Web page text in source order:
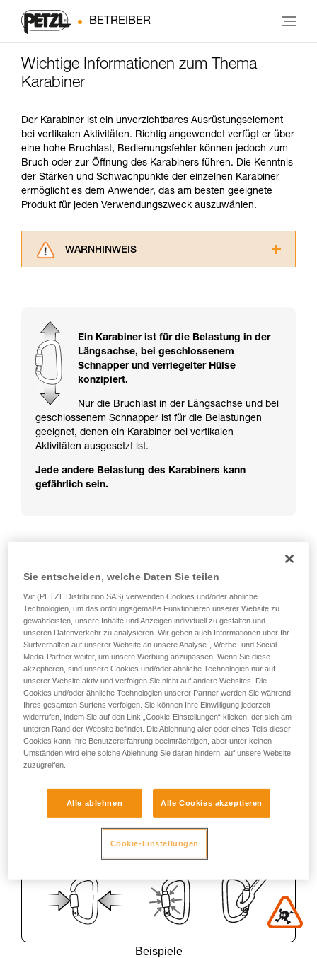
BETREIBER
Wichtige Informationen zum Thema
Karabiner
Der Karabiner ist ein unverzichtbares Ausrüstungselement
bei vertikalen Aktivitäten. Richtig angewendet verfügt er über
eine hohe Bruchlast, Bedienungsfehler können jedoch zum
Bruch oder zur Öffnung des Karabiners führen. Die Kenntnis
der Stärken und Schwachpunkte der einzelnen Karabiner
ermöglicht es dem Anwender, das am besten geeignete
Produkt für jeden Verwendungszweck auszuwählen.
WARNHINWEIS
verstehen zu können, müssen Sie zuerst die in
der Gebrauchsanweisung enthaltenen
Informationen richtig verstanden haben.
Die Beherrschung dieser Techniken setzt eine
Training voraus. Prüfen Sie zusammen mit
einem Profi, ob Sie in der Lage sind, den
Vorgang alleine sicher zu wiederholen, bevor
Sie ihn eigenständig durchführen.
verbundenen Techniken. Möglicherweise gibt es
noch andere Techniken, die hier nicht
Ein Karabiner ist für die Belastung in der
Längsachse, bei geschlossenem
Schnapper und verriegelter Hülse
konzipiert.
Nur die Bruchlast in der Längsachse und bei
geschlossenem Schnapper ist für die Belastungen
geeignet, denen ein Karabiner bei vertikalen
Aktivitäten ausgesetzt ist.
Jede andere Belastung des Karabiners kann
gefährlich sein.
Beispiele für gefährliche Belastungen der
Karabiner
Beispiele
Sie entscheiden, welche Daten Sie teilen
Wir (PETZL Distribution SAS) verwenden Cookies und/oder ähnliche
Technologien, um das ordnungsgemäße Funktionieren unserer Website zu
gewährleisten, unsere Inhalte und Anzeigen individuell zu gestalten und
unseren Datenverkehr zu analysieren. Wir geben auch Informationen über Ihr
Surfverhalten auf unserer Website an unsere Analyse-, Werbe- und Social-
Media-Partner weiter, um unsere Werbung anzupassen. Wenn Sie diese
akzeptieren, sind unsere Cookies und/oder ähnliche Technologien nur auf
unserer Website aktiv und verfolgen Sie nicht auf andere Websites. Die
Cookies und/oder ähnliche Technologien unserer Partner werden Sie während
Ihres gesamten Surfens verfolgen. Sie können Ihre Einwilligung jederzeit
widerrufen, indem Sie auf den Link „Cookie-Einstellungen“ klicken, der sich am
unteren Rand der Website befindet. Die Ablehnung aller oder eines Teils dieser
Cookies kann Ihre Benutzererfahrung beeinträchtigen, aber unter keinen
Umständen wird eine solche Ablehnung Sie daran hindern, auf unsere Website
zuzugreifen.
Alle ablehnen Alle Cookies akzeptieren
Cookie-Einstellungen